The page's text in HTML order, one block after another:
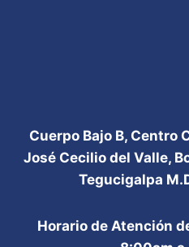
Cuerpo Bajo B, Centro
José Cecilio del Valle,
Tegucigalpa
Horario de Atención